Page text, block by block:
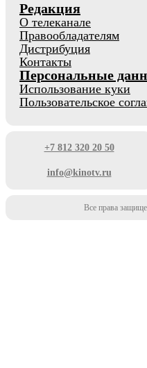
Редакция
О телеканале
Правообладателям
Дистрибуция
Контакты
Персональные
Использование куки
Пользовательское
+7 812 320 20 50
info@kinotv.ru
Все права